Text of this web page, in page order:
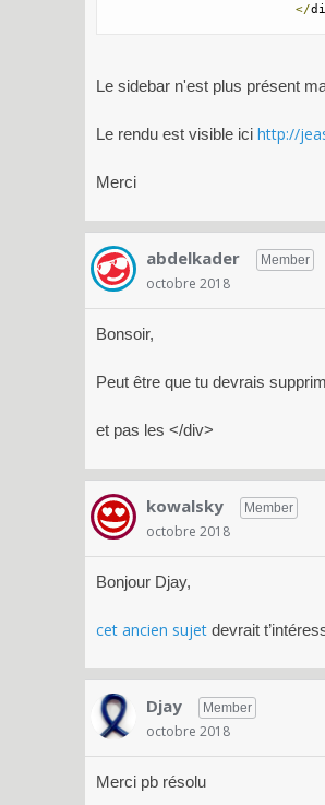
</
Le sidebar n'est plus présent
Le rendu est visible ici http://
Merci
abdelkader Member
octobre 2018
Bonsoir,
Peut être que tu devrais
et pas les </div>
kowalsky Member
octobre 2018
Bonjour Djay,
cet ancien sujet devrait
Djay Member
octobre 2018
Merci pb résolu